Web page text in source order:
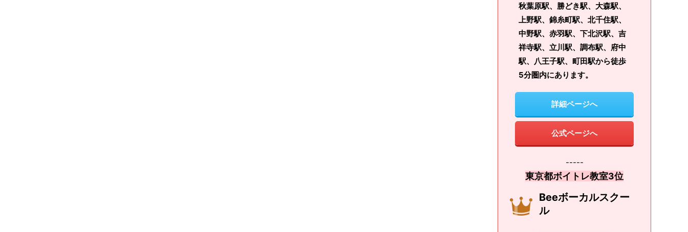
秋葉原駅、勝どき駅、大森駅、
上野駅、錦糸町駅、北千住駅、
中野駅、赤羽駅、下北沢駅、吉
祥寺駅、立川駅、調布駅、府中
駅、八王子駅、町田駅から徒歩
5分圏内にあります。
詳細ページへ
公式ページへ
-----
東京都ボイトレ教室3位
Beeボーカルスクー
ル